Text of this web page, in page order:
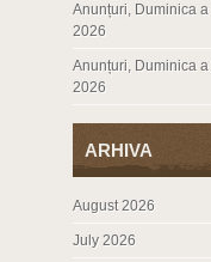
Anunțuri, Duminica
2026
Anunțuri, Duminica
2026
ARHIVA
August 2026
July 2026